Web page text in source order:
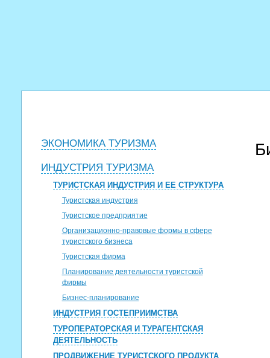
ЭКОНОМИКА ТУРИЗМА
ИНДУСТРИЯ ТУРИЗМА
ТУРИСТСКАЯ ИНДУСТРИЯ И ЕЕ СТРУКТУРА
Туристская индустрия
Туристское предприятие
Организационно-правовые формы в сфере
туристского бизнеса
Туристская фирма
Планирование деятельности туристской
фирмы
Бизнес-планирование
ИНДУСТРИЯ ГОСТЕПРИИМСТВА
ТУРОПЕРАТОРСКАЯ И ТУРАГЕНТСКАЯ
ДЕЯТЕЛЬНОСТЬ
ПРОДВИЖЕНИЕ ТУРИСТСКОГО ПРОДУКТА